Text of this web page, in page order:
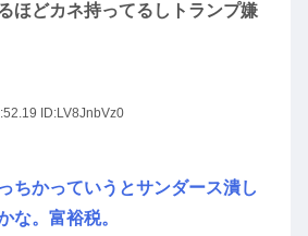
ほどカネ持ってるしトランプ嫌
ID:LV8JnbVz0
ちかっていうとサンダース潰し
な。富裕税。